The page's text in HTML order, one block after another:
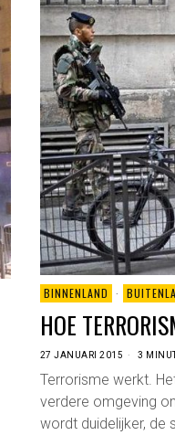
BINNENLAND ·
HOE
27 JANUARI 2015 3
Terrorisme werkt.
verdere omgeving
wordt duidelijker, de